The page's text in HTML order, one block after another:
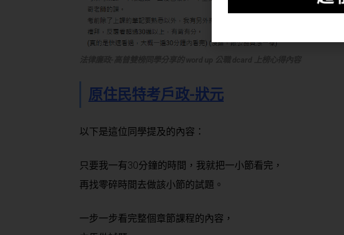
原住民特考戶政-狀元
以下是這位同學提及的內容：
只要我一有30分鐘的時間，我就把一小節看完，
再找零碎時間去做該小節的試題。
一步一步看完整個章節課程的內容，